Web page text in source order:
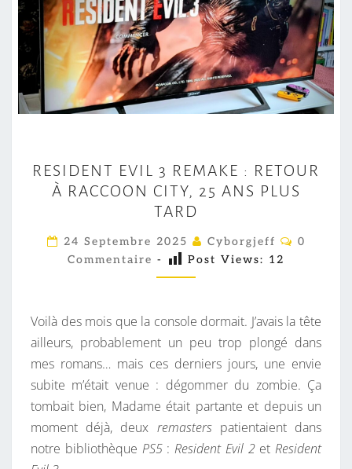
E
S
I
D
E
N
E
V
I
L
3
R
E
RESIDENT EVIL 3 REMAKE : RETOUR
À RACCOON CITY, 25 ANS PLUS
TARD
24 Septembre 2025 Cyborgjeff
C
A
I
R
E
0
Commentaire - Post Views: 12
Voilà des mois que la console dormait. J’avais la tête
ailleurs, probablement un peu trop plongé dans
mes romans… mais ces derniers jours, une envie
subite m’était venue : dégommer du zombie. Ça
tombait bien, Madame était partante et depuis un
moment déjà, deux remasterspatientaient dans
notre bibliothèque PS5: Resident Evil 2et Resident